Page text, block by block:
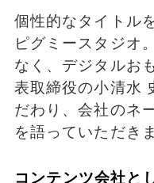
個性的なタイトル
ピグミースタジオ
なく、デジタルお
表取締役の小清水
だわり、会社のネ
を語っていただき
コンテンツ会社と